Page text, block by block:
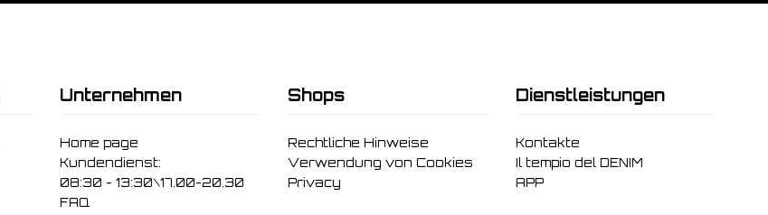
Unternehmen
Home page
Kundendienst:
08:30 - 13:30\17.00-20.30
FAQ
Shops
Rechtliche Hinweise
Verwendung von Cookies
Privacy
Dienstleistungen
Kontakte
Il tempio del DENIM
APP